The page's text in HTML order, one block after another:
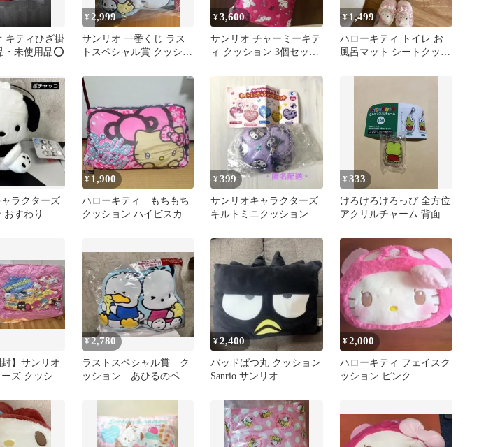
キティひざ掛
・未使用品⭕️
¥ 2,999
サンリオ 一番くじ ラス
トスペシャル賞 クッショ
¥3,600
サンリオ チャーミーキテ
ィ クッション 3個セット
¥1,499
ハローキティ トイレ お
風呂マット シートクッシ
ラクターズ
すわり マ
¥ 1,900
ハローキティ もちもち
クッション ハイビスカス
¥399
サンリオキャラクターズ
キルトミニクッションマ
¥333
けろけろけろっぴ 全方位
アクリルチャーム 背面
封】サンリオ
ズ クッショ
¥ 2,780
ラストスペシャル賞 ク
ッション あひるのペッ
¥2,400
バッドばつ丸 クッション
Sanrio サンリオ
¥2,000
ハローキティ フェイスク
ッション ピンク